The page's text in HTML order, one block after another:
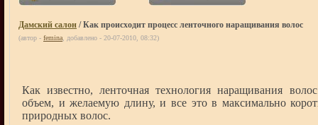
Дамский салон / Как происходит процесс ленточного наращивания волос
(автор - femina , добавлено - 20-07-2010, 08:32)
Как известно, ленточная технология наращивания
объем, и желаемую длину, и все это в максимально
природных волос.